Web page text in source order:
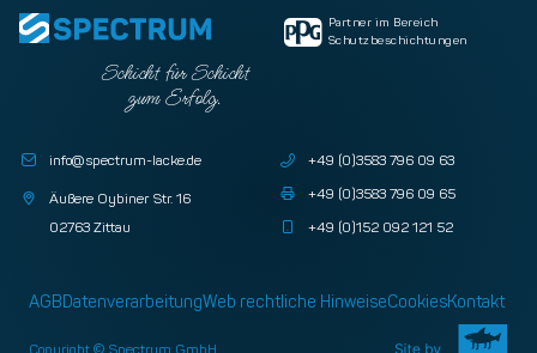
Schicht für Schicht
zum Erfolg.
Partner im Bereich
Schutzbeschichtungen
info@spectrum-lacke.de
Äußere Oybiner Str. 16
02763 Zittau
+49 (0)3583 796 09 63
+49 (0)3583 796 09 65
+49 (0)152 092 121 52
AGBDatenverarbeitungWeb rechtliche HinweiseCookiesKontakt
Copyright © Spectrum GmbH